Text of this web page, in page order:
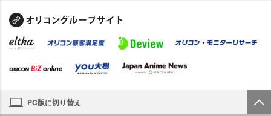
PC版に切り替え